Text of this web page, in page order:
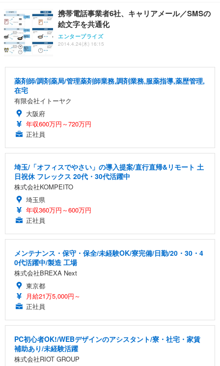
携帯電話事業者6社、キャリアメール／SMSの
絵文字を共通化
エンタープライズ
2014.4.24(木) 16:15
薬剤師/調剤薬局/管理薬剤師業務,調剤業務,服薬指導,薬歴管理,
在宅
有限会社イトーヤク
大阪府
年収600万円～720万円
正社員
埼玉/「オフィスでやさい」の導入提案/直行直帰&リモート 土
日祝休 フレックス 20代・30代活躍中
株式会社KOMPEITO
埼玉県
年収360万円～600万円
正社員
メンテナンス・保守・保全/未経験OK/寮完備/日勤/20・30・4
0代活躍中/製造 工場
株式会社BREXA Next
東京都
月給21万5,000円～
正社員
PC初心者OK!/WEBデザインのアシスタント/寮・社宅・家賃
補助あり/未経験活躍
株式会社RIOT GROUP